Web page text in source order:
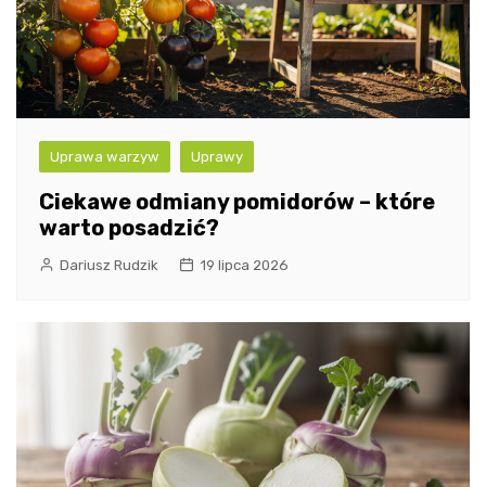
Uprawa warzyw Uprawy
Ciekawe odmiany pomidorów – które
warto posadzić?
Dariusz Rudzik 19 lipca 2026